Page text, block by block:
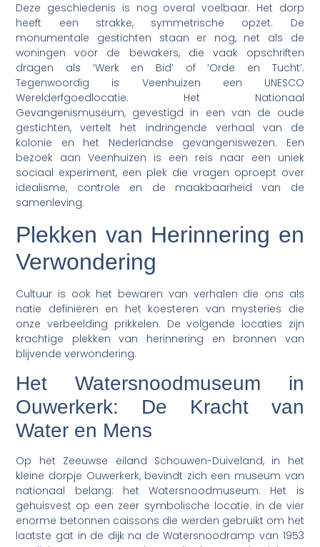
Deze geschiedenis is nog overal voelbaar. Het dorp
heeft een strakke, symmetrische opzet. De
monumentale gestichten staan er nog, net als de
woningen voor de bewakers, die vaak opschriften
dragen als ‘Werk en Bid’ of ‘Orde en Tucht’.
Tegenwoordig is Veenhuizen een UNESCO
Werelderfgoedlocatie. Het Nationaal
Gevangenismuseum, gevestigd in een van de oude
gestichten, vertelt het indringende verhaal van de
kolonie en het Nederlandse gevangeniswezen. Een
bezoek aan Veenhuizen is een reis naar een uniek
sociaal experiment, een plek die vragen oproept over
idealisme, controle en de maakbaarheid van de
samenleving.
Plekken van Herinnering en
Verwondering
Cultuur is ook het bewaren van verhalen die ons als
natie definiëren en het koesteren van mysteries die
onze verbeelding prikkelen. De volgende locaties zijn
krachtige plekken van herinnering en bronnen van
blijvende verwondering.
Het Watersnoodmuseum in
Ouwerkerk: De Kracht van
Water en Mens
Op het Zeeuwse eiland Schouwen-Duiveland, in het
kleine dorpje Ouwerkerk, bevindt zich een museum van
nationaal belang: het Watersnoodmuseum. Het is
gehuisvest op een zeer symbolische locatie: in de vier
enorme betonnen caissons die werden gebruikt om het
laatste gat in de dijk na de Watersnoodramp van 1953